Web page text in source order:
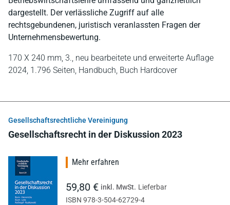
dargestellt. Der verlässliche Zugriff auf alle
rechtsgebundenen, juristisch veranlassten Fragen der
Unternehmensbewertung.
170 X 240 mm, 3., neu bearbeitete und erweiterte Auflage
2024, 1.796 Seiten, Handbuch, Buch Hardcover
Gesellschaftsrechtliche Vereinigung
Gesellschaftsrecht in der Diskussion 2023
Mehr erfahren
59,80 € inkl. MwSt. Lieferbar
ISBN 978-3-504-62729-4